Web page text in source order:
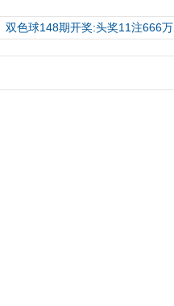
双色球148期开奖:头奖11注666万